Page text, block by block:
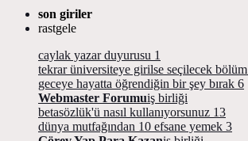
son giriler
rastgele
caylak yazar duyurusu 1
tekrar üniversiteye girilse seçilecek bölüm
geceye hayatta öğrendiğin bir şey bırak 6
Webmaster Forumuiş birliği
betasözlük'ü nasıl kullanıyorsunuz 13
dünya mutfağından 10 efsane yemek 3